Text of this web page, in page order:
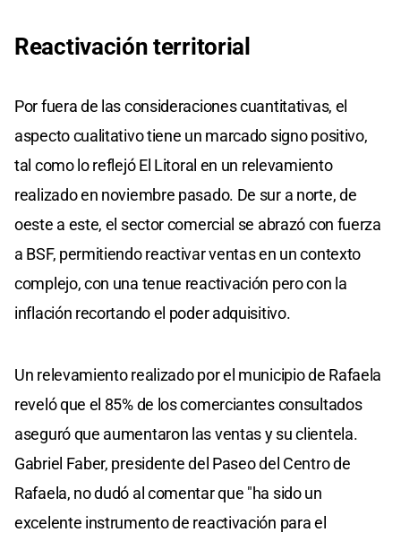
Reactivación territorial
Por fuera de las consideraciones cuantitativas, el
aspecto cualitativo tiene un marcado signo positivo,
tal como lo reflejó El Litoral en un relevamiento
realizado en noviembre pasado. De sur a norte, de
oeste a este, el sector comercial se abrazó con fuerza
a BSF, permitiendo reactivar ventas en un contexto
complejo, con una tenue reactivación pero con la
inflación recortando el poder adquisitivo.
Un relevamiento realizado por el municipio de Rafaela
reveló que el 85% de los comerciantes consultados
aseguró que aumentaron las ventas y su clientela.
Gabriel Faber, presidente del Paseo del Centro de
Rafaela, no dudó al comentar que "ha sido un
excelente instrumento de reactivación para el